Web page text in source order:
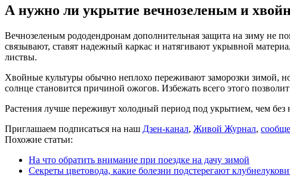
А нужно ли укрытие вечнозеленым и
Вечнозеленым рододендронам дополнительная защита на зиму не
связывают, ставят надежный каркас и натягивают укрывной
листвы.
Хвойные культуры обычно неплохо переживают заморозки зимой,
солнце становится причиной ожогов. Избежать всего этого
Растения лучше переживут холодный период под укрытием, чем без
Приглашаем подписаться на наш Дзен-канал, Живой Журнал,
Похожие статьи:
На что обратить внимание при поездке на дачу зимой
Секреты цветовода, какие болезни подстерегают